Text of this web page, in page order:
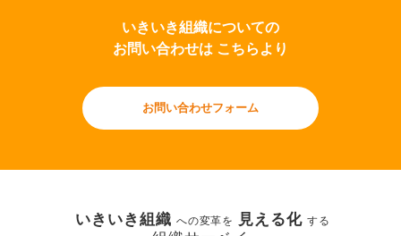
いきいき組織についての
お問い合わせは こちらより
お問い合わせフォーム
いきいき組織 への変革を 見える化 する